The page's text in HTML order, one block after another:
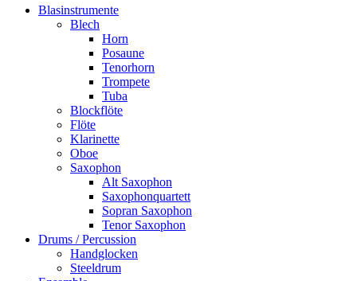
Blasinstrumente
Blech
Horn
Posaune
Tenorhorn
Trompete
Tuba
Blockflöte
Flöte
Klarinette
Oboe
Saxophon
Alt Saxophon
Saxophonquartett
Sopran Saxophon
Tenor Saxophon
Drums / Percussion
Handglocken
Steeldrum